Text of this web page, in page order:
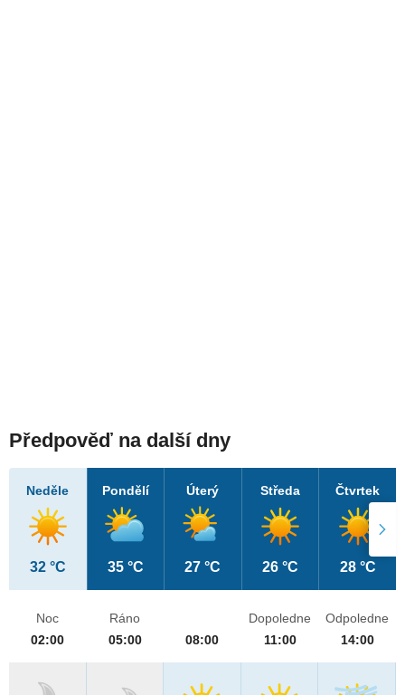
Předpověď na další dny
Neděle
32 °C
Pondělí
35 °C
Úterý
27 °C
Středa
26 °C
Čtvrtek
28 °C
Noc
02:00
Ráno
05:00
08:00
Dopoledne
11:00
Odpoledne
14:00